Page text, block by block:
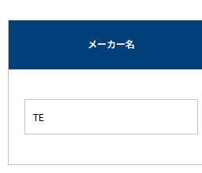
メーカー名